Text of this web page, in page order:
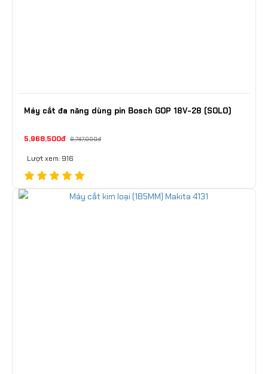
Máy cắt đa năng dùng pin Bosch GOP 18V-28 (SOLO)
5,968,500đ 6,747,000đ
Lượt xem: 916